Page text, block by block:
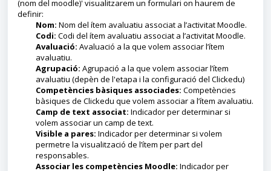
(nom del moodle)' visualitzarem un formulari on haurem de
definir:
Nom: Nom del ítem avaluatiu associat a l’activitat Moodle.
Codi: Codi del ítem avaluatiu associat a l’activitat Moodle.
Avaluació: Avaluació a la que volem associar l’ítem
avaluatiu.
Agrupació: Agrupació a la que volem associar l’ítem
avaluatiu (depèn de l'etapa i la configuració del Clickedu)
Competències bàsiques associades: Competències
bàsiques de Clickedu que volem associar a l’ítem avaluatiu.
Camp de text associat: Indicador per determinar si
volem associar un camp de text.
Visible a pares: Indicador per determinar si volem
permetre la visualització de l’ítem per part del
responsables.
Associar les competències Moodle: Indicador per